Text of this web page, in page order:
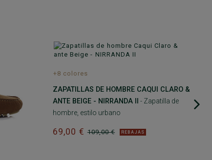
+8 colores
ZAPATILLAS DE HOMBRE CAQUI CLARO &
ANTE BEIGE - NIRRANDA II
- Zapatilla de
hombre, estilo urbano
109,00 €
69,00 € REBAJAS